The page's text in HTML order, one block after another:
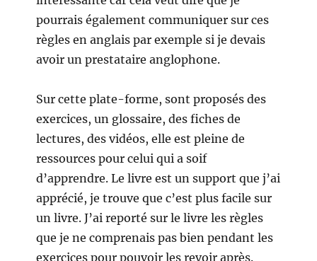
pourrais également communiquer sur ces
règles en anglais par exemple si je devais
avoir un prestataire anglophone.
Sur cette plate-forme, sont proposés des
exercices, un glossaire, des fiches de
lectures, des vidéos, elle est pleine de
ressources pour celui qui a soif
d’apprendre. Le livre est un support que j’ai
apprécié, je trouve que c’est plus facile sur
un livre. J’ai reporté sur le livre les règles
que je ne comprenais pas bien pendant les
exercices pour pouvoir les revoir après.